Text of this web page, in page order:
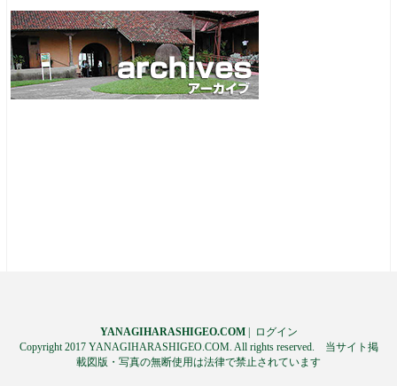
YANAGIHARASHIGEO.COM|
ログイン
Copyright 2017 YANAGIHARASHIGEO.COM. All rights reserved. 当サイト掲
載図版・写真の無断使用は法律で禁止されています